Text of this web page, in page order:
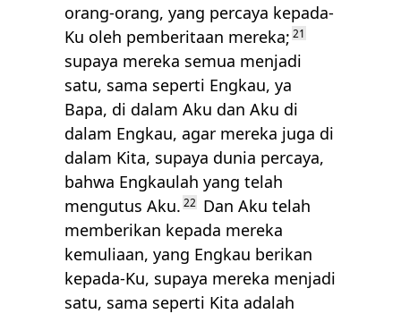
orang-orang, yang percaya kepada-
Ku oleh pemberitaan mereka; 21
supaya mereka semua menjadi
satu, sama seperti Engkau, ya
Bapa, di dalam Aku dan Aku di
dalam Engkau, agar mereka juga di
dalam Kita, supaya dunia percaya,
bahwa Engkaulah yang telah
mengutus Aku. 22
Dan Aku telah
memberikan kepada mereka
kemuliaan, yang Engkau berikan
kepada-Ku, supaya mereka menjadi
satu, sama seperti Kita adalah